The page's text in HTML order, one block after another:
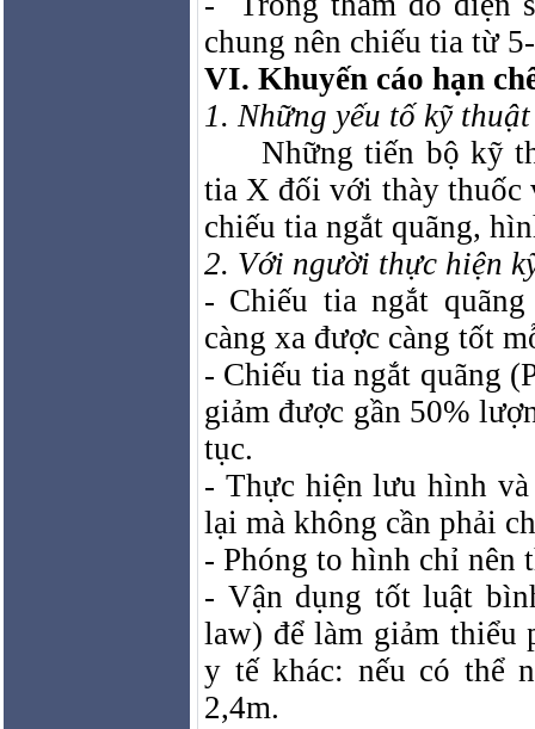
chung nên chiếu tia từ
VI. Khuyến cáo hạn
1. Những yếu tố kỹ thuật
Những tiến bộ kỹ
tia X đối với thày thuốc
chiếu tia ngắt quãng,
2. Với người thực hiện
- Chiếu tia ngắt
càng xa được càng tốt
- Chiếu tia ngắt quãng
giảm được gần 50%
tục.
- Thực hiện lưu hình và
lại mà không cần phải
- Phóng to hình chỉ nên
- Vận dụng tốt luật
law) để làm giảm thiểu
y tế khác: nếu có thể
2,4m.